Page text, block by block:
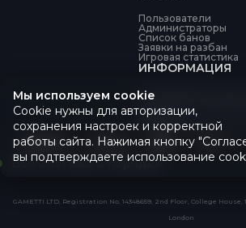
Пользователи
Администраторы
Список банов
Заявки на разбан
Игровая статистика
ИНФОРМАЦИЯ
Об обработке
Оферта
Пользовательское
Все системы в порядке
GAMETTI LTD, Registration No. 14348659, 2nd Floor, College
London
Мы используем cookie
Cookie нужны для авторизации,
сохранения настроек и корректной
работы сайта. Нажимая кнопку
вы подтверждаете использование